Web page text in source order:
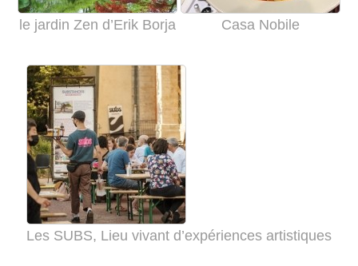
le jardin Zen d’Erik Borja Casa Nobile
Les SUBS, Lieu vivant d’expériences artistiques